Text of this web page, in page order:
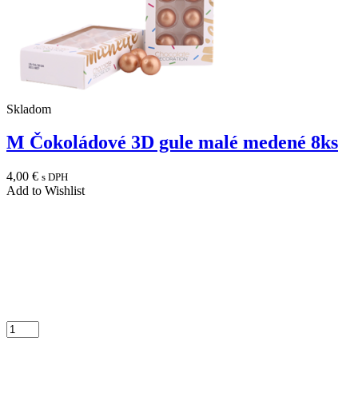
Skladom
M Čokoládové 3D gule malé medené 8ks
4,00 € s DPH
Add to Wishlist